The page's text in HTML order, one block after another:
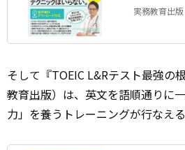
実務教育出版
そして『TOEIC L&Rテスト最強の
教育出版）は、英文を語順通りに
力」を養うトレーニングが行なえる